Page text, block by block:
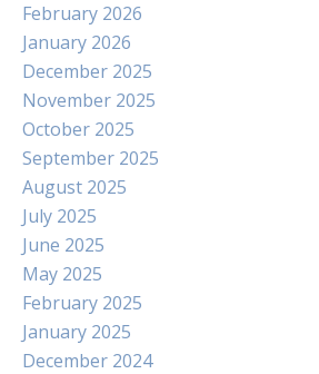
February 2026
January 2026
December 2025
November 2025
October 2025
September 2025
August 2025
July 2025
June 2025
May 2025
February 2025
January 2025
December 2024